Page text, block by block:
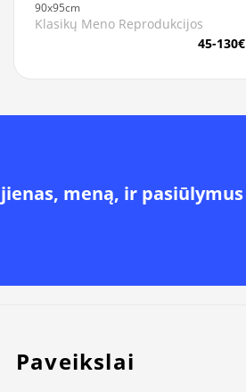
90x95cm
Klasikų Meno Reprodukcijos
45-130€
meną, ir pasiūlymus
Paveikslai